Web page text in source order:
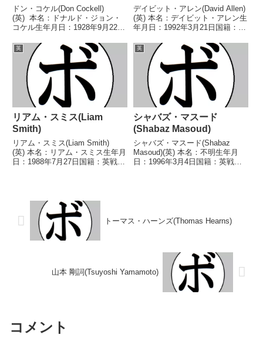
ドン・コケル(Don Cockell)
(英) 本名：ドナルド・ジョン・
コケル生年月日：1928年9月22日
(38KO)14敗1分 【獲得タイト
ル】BBBofC英国ライトヘビー級
王座EBU欧州ライトヘビー級王
座B...
デイビット・アレン(David Allen)
(英) 本名：デイビット・アレン生
年月日：1992年3月21日国籍：英
分 【獲得タイトル】WBAインタ
ーコンチネンタルヘビー級王
座 【戦歴】2012/12/08...
英
リアム・スミス(Liam
Smith)
リアム・スミス(Liam Smith)
(英) 本名：リアム・スミス生年月
日：1988年7月27日国籍：英戦
ルス英連邦スーパーウェルター級
英
シャバズ・マスード
(Shabaz Masoud)
シャバズ・マスード(Shabaz
Masoud)(英) 本名：不明生年月
日：1996年3月4日国籍：英戦
トーマス・ハーンズ(Thomas Hearns)
山本 剛詞(Tsuyoshi Yamamoto)
コメント